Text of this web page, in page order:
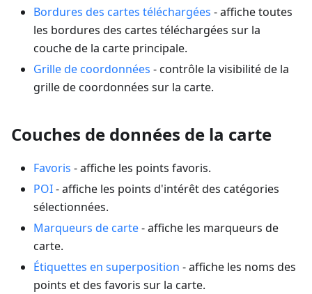
Bordures des cartes téléchargées - affiche toutes
les bordures des cartes téléchargées sur la
couche de la carte principale.
Grille de coordonnées - contrôle la visibilité de la
grille de coordonnées sur la carte.
Couches de données de la carte
Favoris - affiche les points favoris.
POI- affiche les points d'intérêt des catégories
sélectionnées.
Marqueurs de carte- affiche les marqueurs de
carte.
Étiquettes en superposition - affiche les noms des
points et des favoris sur la carte.